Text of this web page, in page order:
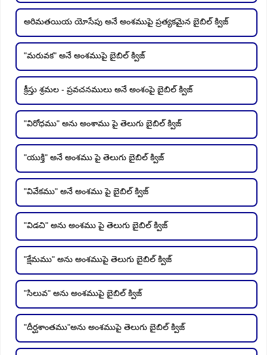
అరిమతయియ యోసేపు అనే అంశముపై ప్రత్యకమైన బైబిల్ క్విజ్
"మరువక" అనే అంశముపై బైబిల్ క్విజ్
క్రీస్తు శ్రమల - ప్రవచనములు అనే అంశంపై బైబిల్ క్విజ్
"విరోధము" అను అంశాము పై తెలుగు బైబిల్ క్విజ్
"యుక్తి" అనే అంశము పై తెలుగు బైబిల్ క్విజ్
"వివేకము" అనే అంశము పై బైబిల్ క్విజ్
"విడచి" అను అంశము పై తెలుగు బైబిల్ క్విజ్
"క్షేమము" అను అంశముపై తెలుగు బైబిల్ క్విజ్
"సిలువ" అను అంశముపై బైబిల్ క్విజ్
"దీర్ఘశాంతము"అను అంశముపై తెలుగు బైబిల్ క్విజ్